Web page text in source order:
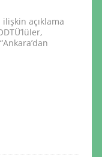
ilişkin açıklama